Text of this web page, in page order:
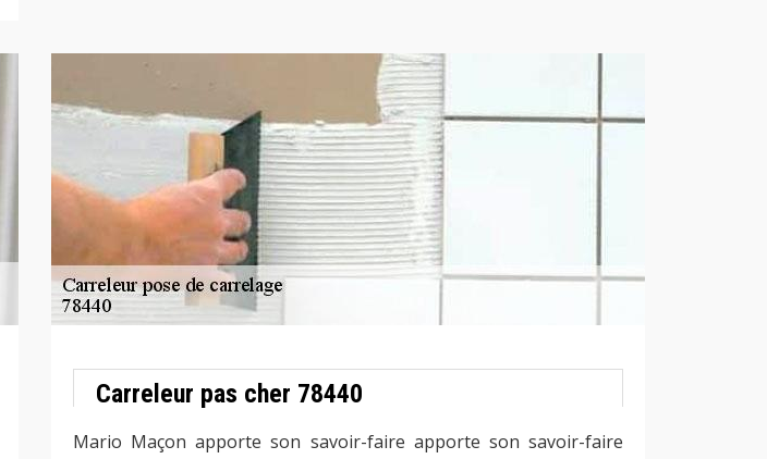
Carreleur pas cher 78440
Mario Maçon apporte son savoir-faire apporte son savoir-faire